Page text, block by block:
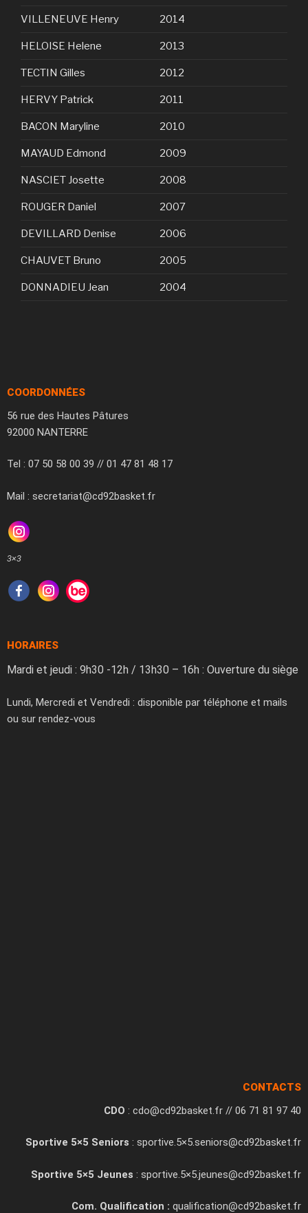
VILLENEUVE Henry 2014
HELOISE Helene 2013
TECTIN Gilles 2012
HERVY Patrick 2011
BACON Maryline 2010
MAYAUD Edmond 2009
NASCIET Josette 2008
ROUGER Daniel 2007
DEVILLARD Denise 2006
CHAUVET Bruno 2005
DONNADIEU Jean 2004
COORDONNÉES
56 rue des Hautes Pâtures
92000 NANTERRE
Tel : 07 50 58 00 39 // 01 47 81 48 17
Mail : secretariat@cd92basket.fr
3×3
HORAIRES
Mardi et jeudi : 9h30 -12h / 13h30 – 16h : Ouverture du siège
Lundi, Mercredi et Vendredi : disponible par téléphone et mails
ou sur rendez-vous
CONTACTS
CDO : cdo@cd92basket.fr // 06 71 81 97 40
Sportive 5×5 Seniors : sportive.5×5.seniors@cd92basket.fr
Sportive 5×5 Jeunes : sportive.5×5.jeunes@cd92basket.fr
Com. Qualification : qualification@cd92basket.fr